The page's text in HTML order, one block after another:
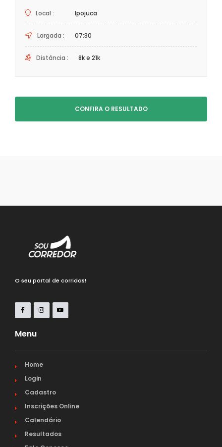
Local : Ipojuca
Largada : 07:30
Distância : 8k e 21k
CONFIRA O RESULTADO
O seu portal de corridas!
Menu
Home
Login
Cadastro
Inscrições Online
Calendário
Resultados